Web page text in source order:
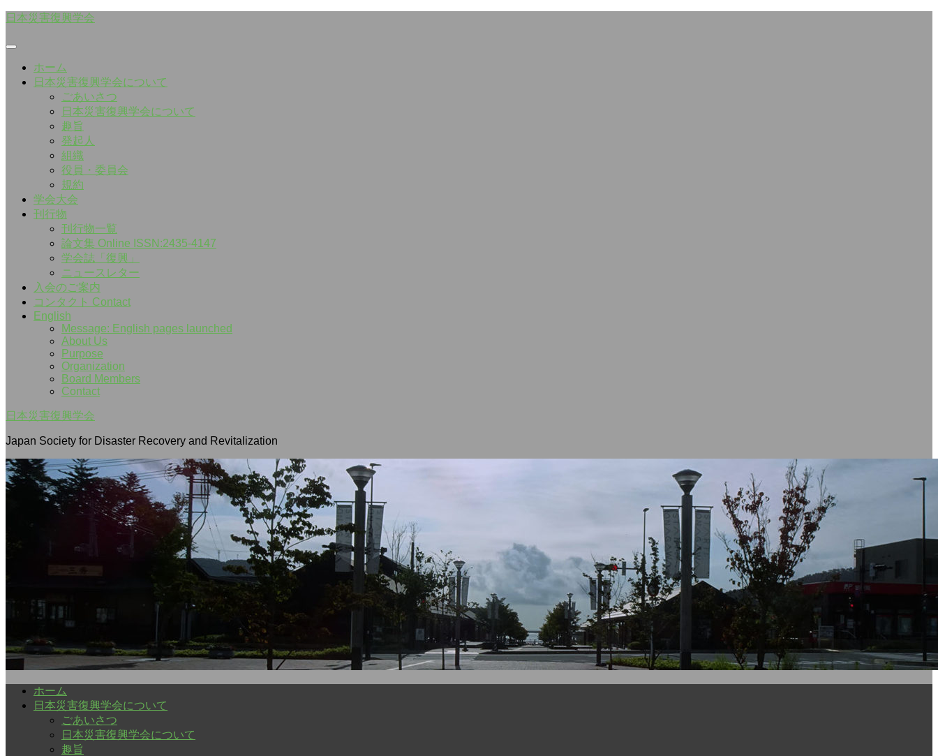
Skip
日本災害復興学会
ホーム
日本災害復興学会について
ごあいさつ
日本災害復興学会について
趣旨
発起人
組織
役員・委員会
規約
学会大会
刊行物
刊行物一覧
論文集 Online ISSN:2435-4147
学会誌「復興」
ニュースレター
入会のご案内
コンタクト Contact
English
Message: English pages launched
About Us
Purpose
Organization
Board Members
Contact
日本災害復興学会
Japan Society for Disaster Recovery and Revitalization
ホーム
日本災害復興学会について
ごあいさつ
日本災害復興学会について
趣旨